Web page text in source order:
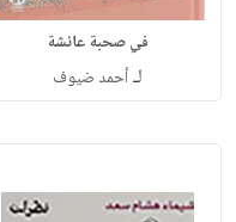
في صحبة عائشة
لـأحمد ضيوف